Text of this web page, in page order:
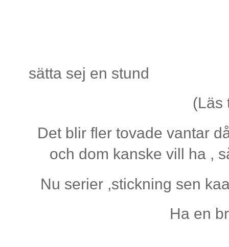
sätta sej en stund
(Läs
Det blir fler tovade vantar
och dom kanske vill ha ,
Nu serier ,stickning sen
Ha en